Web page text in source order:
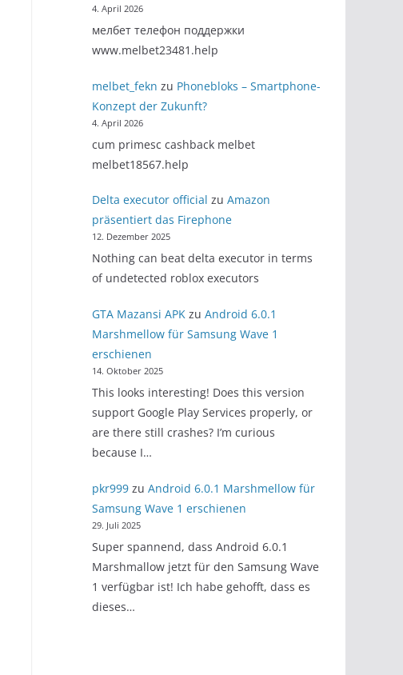
4. April 2026
мелбет телефон поддержки
www.melbet23481.help
melbet_fekn zu Phonebloks – Smartphone-
Konzept der Zukunft?
4. April 2026
cum primesc cashback melbet
melbet18567.help
Delta executor official zu Amazon
präsentiert das Firephone
12. Dezember 2025
Nothing can beat delta executor in terms
of undetected roblox executors
GTA Mazansi APKzu Android 6.0.1
Marshmellow für Samsung Wave 1
erschienen
14. Oktober 2025
This looks interesting! Does this version
support Google Play Services properly, or
are there still crashes? I’m curious
because I…
pkr999zu Android 6.0.1 Marshmellow für
Samsung Wave 1 erschienen
29. Juli 2025
Super spannend, dass Android 6.0.1
Marshmallow jetzt für den Samsung Wave
1 verfügbar ist! Ich habe gehofft, dass es
dieses…